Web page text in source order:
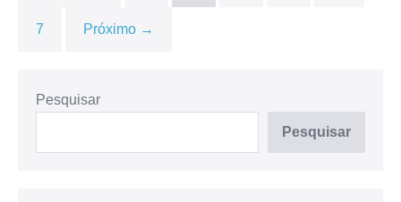
7 Próximo →
Pesquisar
Pesquisar